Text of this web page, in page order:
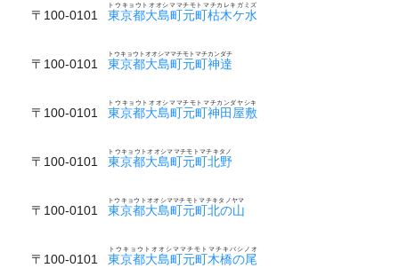
〒100-0101 東京都大島町元町枯木ケ水
トウキョウトオオシママチモトマチカレキガミズ
〒100-0101 東京都大島町元町神達
トウキョウトオオシママチモトマチカンダチ
〒100-0101 東京都大島町元町神田屋敷
トウキョウトオオシママチモトマチカンダヤシキ
〒100-0101 東京都大島町元町北野
トウキョウトオオシママチモトマチキタノ
〒100-0101 東京都大島町元町北の山
トウキョウトオオシママチモトマチキタノヤマ
〒100-0101 東京都大島町元町木橋の尾
トウキョウトオオシママチモトマチキバシノオ